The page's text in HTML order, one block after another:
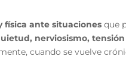
física ante situaciones que
nerviosismo,
cuando se vuelve